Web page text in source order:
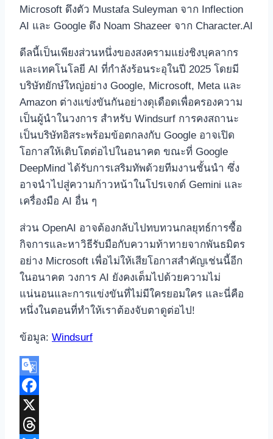
Microsoft ดึงตัว Mustafa Suleyman จาก Inflection
AI และ Google ดึง Noam Shazeer จาก Character.AI
ดีลนี้เป็นเพียงส่วนหนึ่งของสงครามแย่งชิงบุคลากร
และเทคโนโลยี AI ที่กำลังร้อนระอุในปี 2025 โดยมี
บริษัทยักษ์ใหญ่อย่าง Google, Microsoft, Meta และ
Amazon ต่างแข่งขันกันอย่างดุเดือดเพื่อครองความ
เป็นผู้นำในวงการ สำหรับ Windsurf การคงสถานะ
เป็นบริษัทอิสระพร้อมข้อตกลงกับ Google อาจเปิด
โอกาสให้เติบโตต่อไปในอนาคต ขณะที่ Google
DeepMind ได้รับการเสริมทัพด้วยทีมงานชั้นนำ ซึ่ง
อาจนำไปสู่ความก้าวหน้าในโปรเจกต์ Gemini และ
เครื่องมือ AI อื่น ๆ
ส่วน OpenAI อาจต้องกลับไปทบทวนกลยุทธ์การซื้อ
กิจการและหาวิธีรับมือกับความท้าทายจากพันธมิตร
อย่าง Microsoft เพื่อไม่ให้เสียโอกาสสำคัญเช่นนี้อีก
ในอนาคต วงการ AI ยังคงเต็มไปด้วยความไม่
แน่นอนและการแข่งขันที่ไม่มีใครยอมใคร และนี่คือ
หนึ่งในตอนที่ทำให้เราต้องจับตาดูต่อไป!
ข้อมูล: Windsurf
Google
Translate
Facebook
X